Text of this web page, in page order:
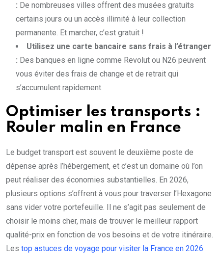
: De nombreuses villes offrent des musées gratuits
certains jours ou un accès illimité à leur collection
permanente. Et marcher, c’est gratuit !
Utilisez une carte bancaire sans frais à l’étranger
: Des banques en ligne comme Revolut ou N26 peuvent
vous éviter des frais de change et de retrait qui
s’accumulent rapidement.
Optimiser les transports :
Rouler malin en France
Le budget transport est souvent le deuxième poste de
dépense après l’hébergement, et c’est un domaine où l’on
peut réaliser des économies substantielles. En 2026,
plusieurs options s’offrent à vous pour traverser l’Hexagone
sans vider votre portefeuille. Il ne s’agit pas seulement de
choisir le moins cher, mais de trouver le meilleur rapport
qualité-prix en fonction de vos besoins et de votre itinéraire.
Les top astuces de voyage pour visiter la France en 2026